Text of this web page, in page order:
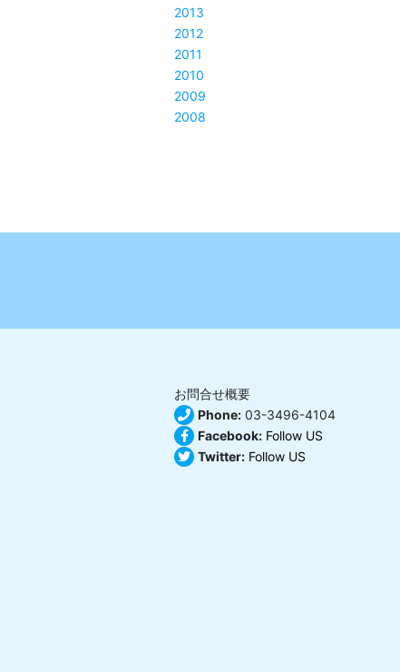
2013
2012
2011
2010
2009
2008
お問合せ概要
Phone: 03-3496-4104
Facebook: Follow US
Twitter: Follow US